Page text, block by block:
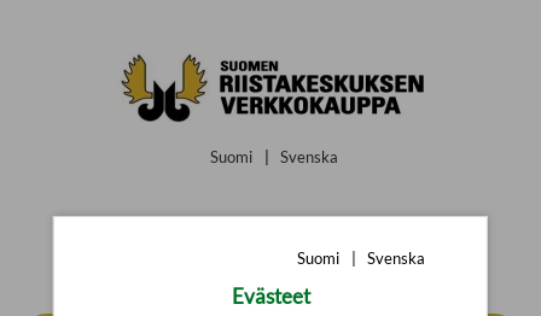
Suomi Svenska
Suomi Svenska
Evästeet